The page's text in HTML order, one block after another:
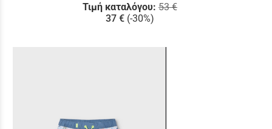
Τιμή καταλόγου: 53 €
37 € (-30%)